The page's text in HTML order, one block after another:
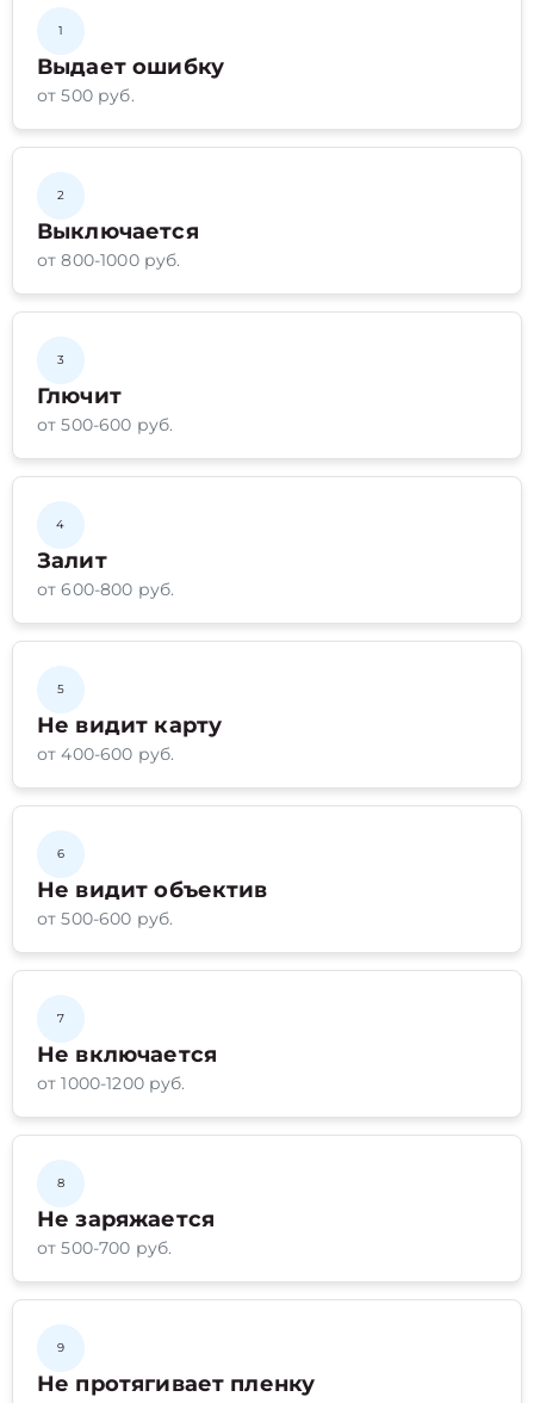
1
Выдает ошибку
от 500 руб.
2
Выключается
от 800-1000 руб.
3
Глючит
от 500-600 руб.
4
Залит
от 600-800 руб.
5
Не видит карту
от 400-600 руб.
6
Не видит объектив
от 500-600 руб.
7
Не включается
от 1000-1200 руб.
8
Не заряжается
от 500-700 руб.
9
Не протягивает пленку